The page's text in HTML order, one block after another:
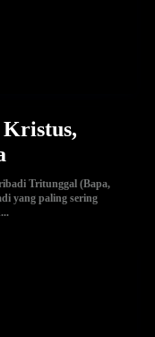
Kristus,
Tritunggal (Bapa,
yang paling sering